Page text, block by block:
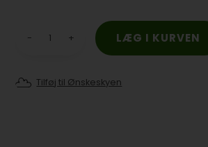
- +
Tilføj til Ønskeskyen